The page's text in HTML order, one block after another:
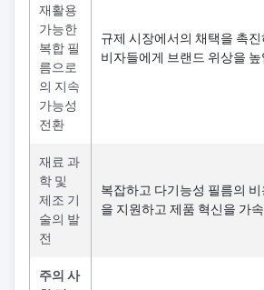
재활용
가능한
복합 필
름으로
의 지속
가능성
전환
규제 시장에서의 채택을 촉
비자들에게 브랜드 위상을
재료 과
학 및
제조 기
술의 발
전
복잡하고 다기능성 필름의
을 지원하고 제품 혁신을 가
주의 사